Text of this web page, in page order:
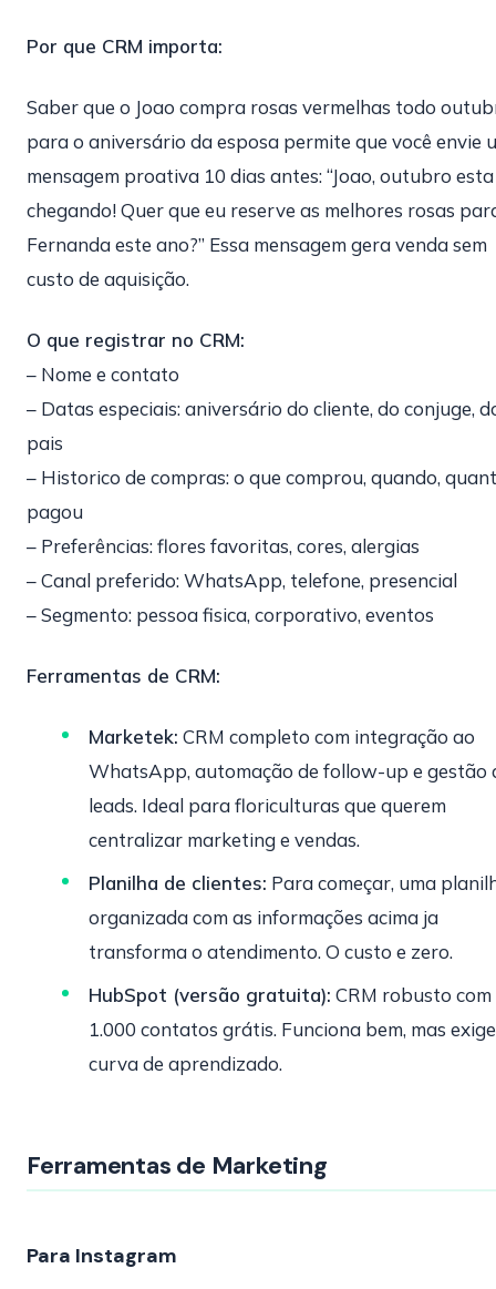
Por que CRM importa:
Saber que o Joao compra rosas vermelhas todo
para o aniversário da esposa permite que você envie
mensagem proativa 10 dias antes: “Joao, outubro esta
chegando! Quer que eu reserve as melhores rosas
Fernanda este ano?” Essa mensagem gera venda sem
custo de aquisição.
O que registrar no CRM:
– Nome e contato
– Datas especiais: aniversário do cliente, do conjuge,
pais
– Historico de compras: o que comprou, quando,
pagou
– Preferências: flores favoritas, cores, alergias
– Canal preferido: WhatsApp, telefone, presencial
– Segmento: pessoa fisica, corporativo, eventos
Ferramentas de CRM:
Marketek: CRM completo com integração ao
WhatsApp, automação de follow-up e gestão
leads. Ideal para floriculturas que querem
centralizar marketing e vendas.
Planilha de clientes: Para começar, uma
organizada com as informações acima ja
transforma o atendimento. O custo e zero.
HubSpot (versão gratuita): CRM robusto
1.000 contatos grátis. Funciona bem, mas exige
curva de aprendizado.
Ferramentas de Marketing
Para Instagram